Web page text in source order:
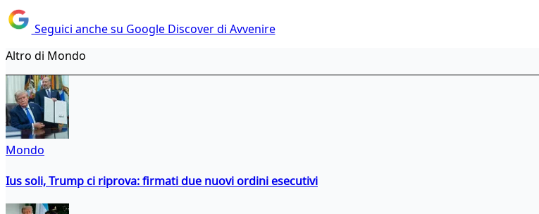
Seguici anche su Google Discover di Avvenire
Altro di Mondo
Mondo
Ius soli, Trump ci riprova: firmati due nuovi ordini esecutivi